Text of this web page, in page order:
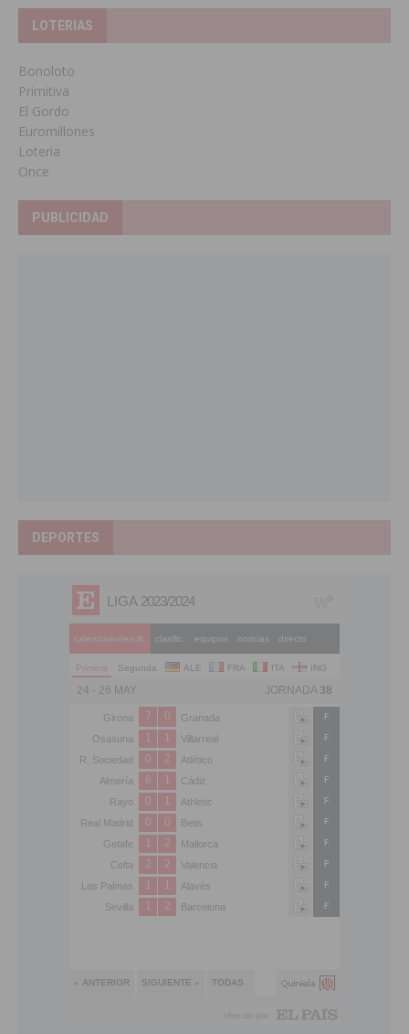
LOTERIAS
Bonoloto
Primitiva
El Gordo
Euromillones
Loteria
Once
PUBLICIDAD
DEPORTES